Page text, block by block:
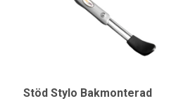
Stöd Stylo Bakmonterad